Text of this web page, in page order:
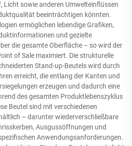
Licht sowie anderen Umwelteinflüssen
beeinträchtigen könnten.
ermöglichen lebendige Grafiken,
und gezielte
die gesamte Oberfläche – so wird der
of Sale maximiert. Die strukturelle
Stand-up-Beutels wird durch
erreicht, die entlang der Kanten und
erzeugen und dadurch eine
des gesamten Produktlebenszyklus
Beutel sind mit verschiedenen
– darunter wiederverschließbare
Ausgussöffnungen und
Anwendungsanforderungen.